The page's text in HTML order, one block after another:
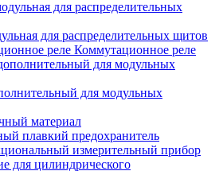
для распределительных щитов
Коммутационное реле
для модульных
материал
плавкий предохранитель
измерительный прибор